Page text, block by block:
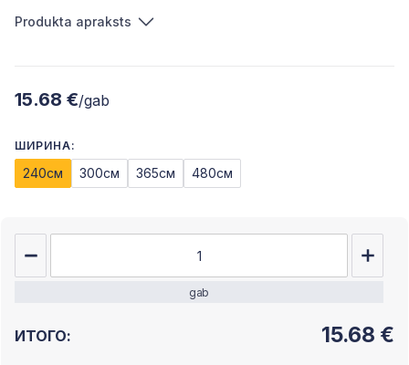
Produkta apraksts
15.68 €/gab
ШИРИНА:
240см 300см 365см 480см
gab
ИТОГО: 15.68 €